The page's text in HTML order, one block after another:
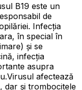
B19 este un
de
Infecția
în special în
și se
infecția
asupra
afectează
dar și trombocitele